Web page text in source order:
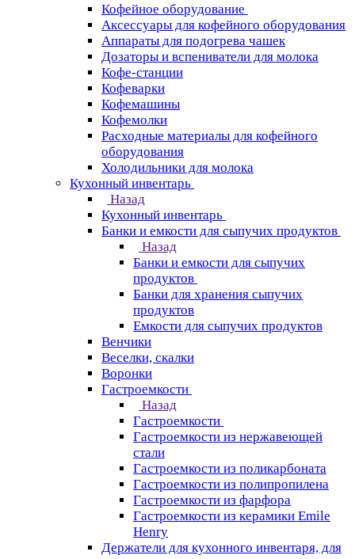
Кофейное оборудование
Аксессуары для кофейного оборудования
Аппараты для подогрева чашек
Дозаторы и вспениватели для молока
Кофе-станции
Кофеварки
Кофемашины
Кофемолки
Расходные материалы для кофейного
оборудования
Холодильники для молока
Кухонный инвентарь
Назад
Кухонный инвентарь
Банки и емкости для сыпучих продуктов
Назад
Банки и емкости для сыпучих
продуктов
Банки для хранения сыпучих
продуктов
Емкости для сыпучих продуктов
Венчики
Веселки, скалки
Воронки
Гастроемкости
Назад
Гастроемкости
Гастроемкости из нержавеющей
стали
Гастроемкости из поликарбоната
Гастроемкости из полипропилена
Гастроемкости из фарфора
Гастроемкости из керамики Emile
Henry
Держатели для кухонного инвентаря, для